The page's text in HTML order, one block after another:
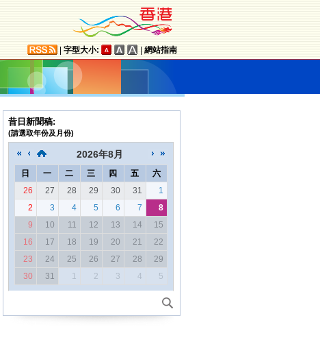
字型大小: 網站指南
昔日新聞稿:
(請選取年份及月份)
2026年8月
日 一 二 三 四 五
六
26
27 28 29 30 31
1
2
3 4 5 6 7
8
9
10 11 12 13 14
15
16
17 18 19 20 21
22
23
24 25 26 27 28
29
30
31 1 2 3 4 5